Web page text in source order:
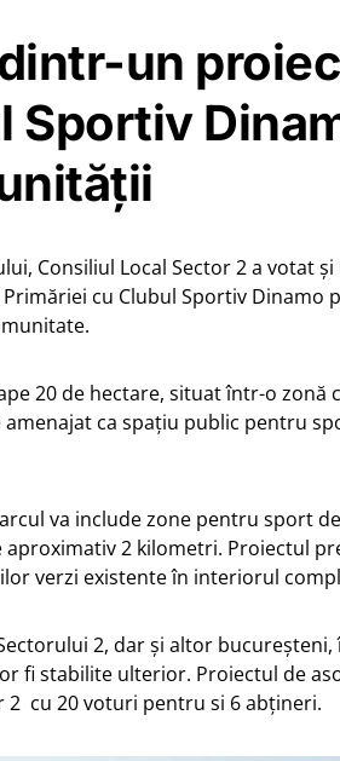
un
Sportiv
Consiliul Local Sector 2 a votat
cu Clubul Sportiv Dinamo
20 de hectare, situat într-o zonă
ca spațiu public pentru
va include zone pentru sport
2 kilometri. Proiectul
verzi existente în interiorul
2, dar și altor bucureșteni,
fi stabilite ulterior. Proiectul de
2 cu 20 voturi pentru si 6 abțineri.